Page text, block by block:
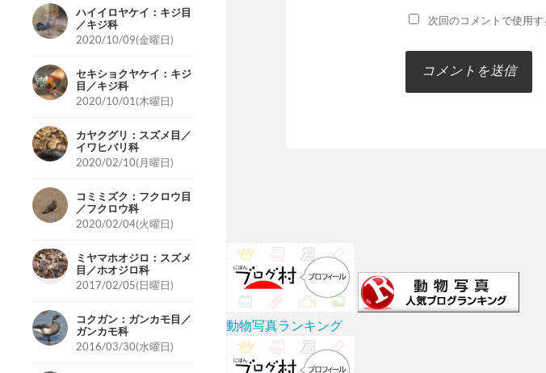
ハイイロヤケイ：キジ目
／キジ科
2020/10/09(金曜日)
セキショクヤケイ：キジ
目／キジ科
2020/10/01(木曜日)
カヤクグリ：スズメ目／
イワヒバリ科
2020/02/10(月曜日)
コミミズク：フクロウ目
／フクロウ科
2020/02/04(火曜日)
ミヤマホオジロ：スズメ
目／ホオジロ科
2017/02/05(日曜日)
コクガン：ガンカモ目／
ガンカモ科
2016/03/30(水曜日)
次回のコメントで使用
動物写真ランキング